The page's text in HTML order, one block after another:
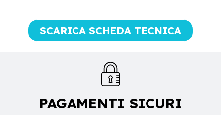
SCARICA SCHEDA TECNICA
PAGAMENTI SICURI